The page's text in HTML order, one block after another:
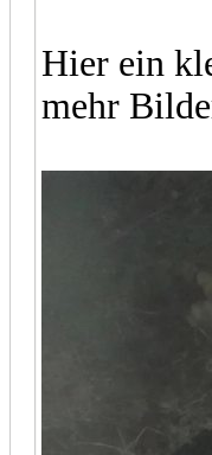
Hier ein
mehr